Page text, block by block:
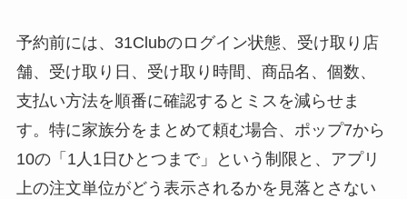
予約前には、31Clubのログイン状態、受け取り店
舗、受け取り日、受け取り時間、商品名、個数、
支払い方法を順番に確認するとミスを減らせま
す。特に家族分をまとめて頼む場合、ポップ7から
10の「1人1日ひとつまで」という制限と、アプリ
上の注文単位がどう表示されるかを見落とさない